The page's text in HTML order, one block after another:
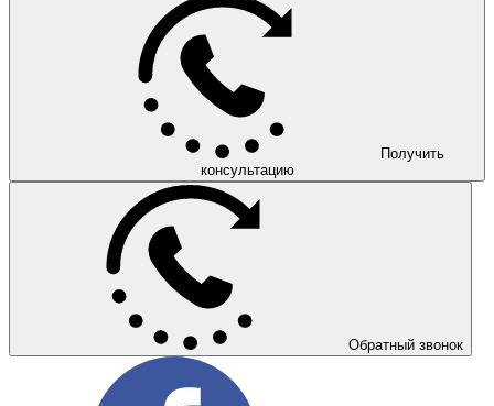
Получить
консультацию
Обратный звонок